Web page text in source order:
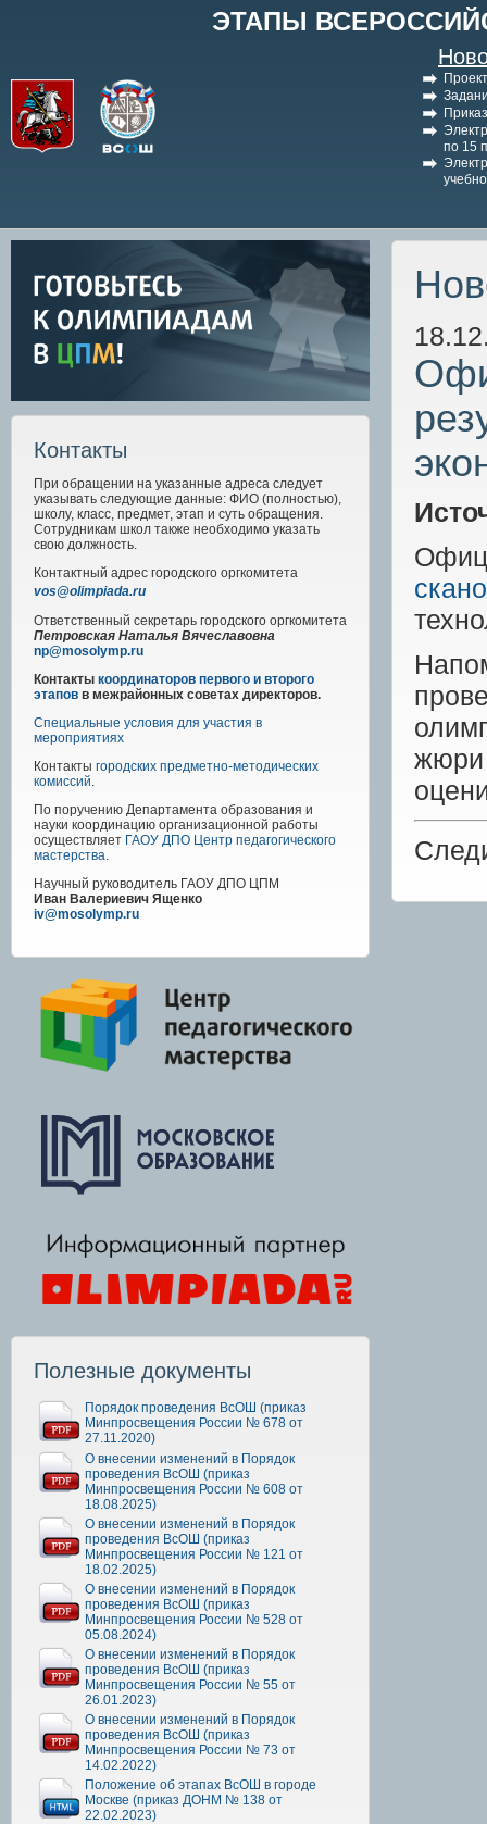
ЭТАПЫ
по 15
Контакты
При обращении на указанные адреса следует
указывать следующие данные: ФИО (полностью),
школу, класс, предмет, этап и суть обращения.
Сотрудникам школ также необходимо указать
свою должность.
Контактный адрес городского оргкомитета
vos@olimpiada.ru
Ответственный секретарь городского оргкомитета
Петровская Наталья Вячеславовна
np@mosolymp.ru
Контакты координаторов первого и второго
этапов в межрайонных советах директоров.
Специальные условия для участия в
мероприятиях
Контакты городских предметно-методических
комиссий.
По поручению Департамента образования и
науки координацию организационной работы
осуществляет ГАОУ ДПО Центр педагогического
мастерства.
Научный руководитель ГАОУ ДПО ЦПМ
Иван Валериевич Ященко
iv@mosolymp.ru
Полезные документы
Порядок проведения ВсОШ (приказ
Минпросвещения России № 678 от
27.11.2020)
О внесении изменений в Порядок
проведения ВсОШ (приказ
Минпросвещения России № 608 от
18.08.2025)
О внесении изменений в Порядок
проведения ВсОШ (приказ
Минпросвещения России № 121 от
18.02.2025)
О внесении изменений в Порядок
проведения ВсОШ (приказ
Минпросвещения России № 528 от
05.08.2024)
О внесении изменений в Порядок
проведения ВсОШ (приказ
Минпросвещения России № 55 от
26.01.2023)
О внесении изменений в Порядок
проведения ВсОШ (приказ
Минпросвещения России № 73 от
14.02.2022)
Положение об этапах ВсОШ в городе
Москве (приказ ДОНМ № 138 от
22.02.2023)